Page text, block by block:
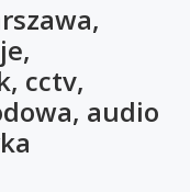
cctv,
audio